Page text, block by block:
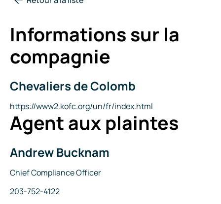
Informations sur la
compagnie
Nom
la
compagnie
Chevaliers de Colomb
Site
Internet
https://www2.kofc.org/un/fr/index.html
Agent aux plaintes
Nom
Andrew Bucknam
Titre
Chief Compliance Officer
Téléphone
203-752-4122